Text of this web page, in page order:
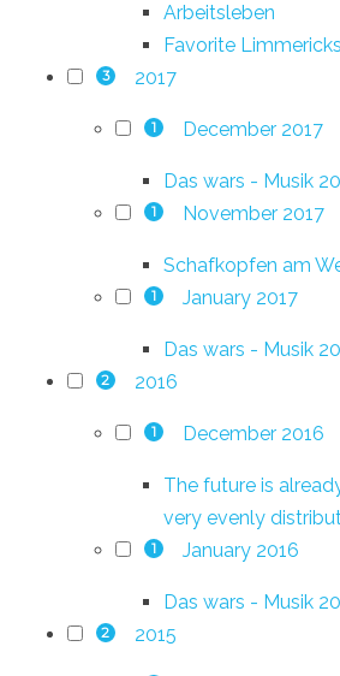
Arbeitsleben
Favorite Limmericks
3 2017
1 December 2017
Das wars - Musik
1 November 2017
Schafkopfen am
1 January 2017
Das wars - Musik
2 2016
1 December 2016
The future is
very evenly
1 January 2016
Das wars - Musik
2 2015